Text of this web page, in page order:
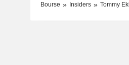
Bourse Insiders Tommy